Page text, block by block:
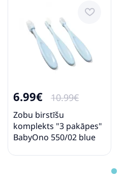
6.99€ 10.99€
Zobu birstīšu
komplekts "3 pakāpes"
BabyOno 550/02 blue